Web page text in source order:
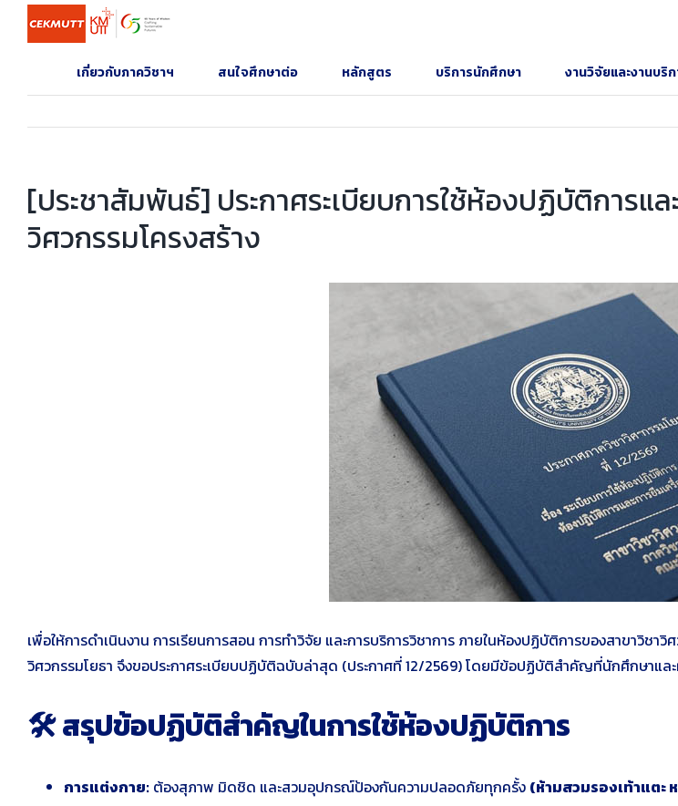
เกี่ยวกับภาควิชาฯ สนใจศึกษาต่อ หลักสูตร บริการนักศึกษา งานวิจัยและงานบริ
[ประชาสัมพันธ์] ประกาศระเบียบการใช้ห้องปฏิบัติการ
วิศวกรรมโครงสร้าง
เพื่อให้การดำเนินงาน การเรียนการสอน การทำวิจัย และการบริการวิชาการ ภายในห้องปฏิบัติการของสาขาวิช
วิศวกรรมโยธา จึงขอประกาศระเบียบปฏิบัติฉบับล่าสุด (ประกาศที่ 12/2569)โดยมีข้อปฏิบัติสำคัญที่นักศึกษาและ
🛠️ สรุปข้อปฏิบัติสำคัญในการใช้ห้องปฏิบัติการ
การแต่งกาย: ต้องสุภาพ มิดชิด และสวมอุปกรณ์ป้องกันความปลอดภัยทุกครั้ง (ห้ามสวมรองเท้าแตะ